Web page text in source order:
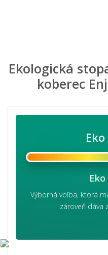
Ekologická
koberec
Výborná voľba, ktorá
zároveň dáva